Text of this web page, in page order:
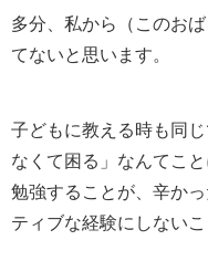
多分、私から（このお
てないと思います。
子どもに教える時も同
なくて困る」なんてこ
勉強することが、辛か
ティブな経験にしない